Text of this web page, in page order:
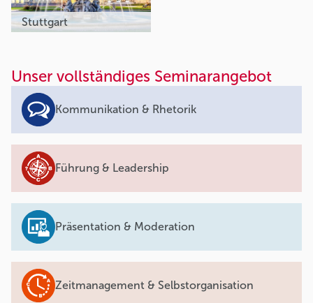
Unser vollständiges Seminarangebot
Kommunikation & Rhetorik
Führung & Leadership
Präsentation & Moderation
Zeitmanagement & Selbstorganisation
Stuttgart